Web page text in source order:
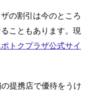
の割引は今のところ
こともあります。現
トクプラザ公式サイ
提携店で優待をうけ